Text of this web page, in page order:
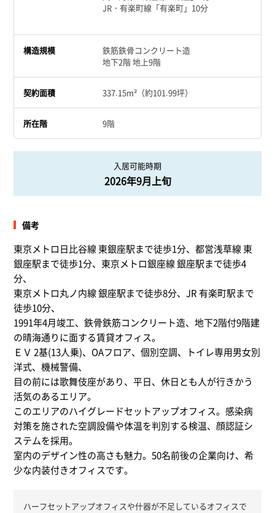
JR・有楽町線「有楽町」10分
構造規模
鉄筋鉄骨コンクリート造
地下2階 地上9階
契約面積 337.15m²（約101.99坪）
所在階 9階
入居可能時期
2026年9月上旬
備考
東京メトロ日比谷線 東銀座駅まで徒歩1分、都営浅草線 東
銀座駅まで徒歩1分、東京メトロ銀座線 銀座駅まで徒歩4
分、
東京メトロ丸ノ内線 銀座駅まで徒歩8分、JR 有楽町駅まで
徒歩10分、
1991年4月竣工、鉄骨鉄筋コンクリート造、地下2階付9階建
の晴海通りに面する賃貸オフィス。
ＥＶ 2基(13人乗)、OAフロア、個別空調、トイレ専用男女別
洋式、機械警備、
目の前には歌舞伎座があり、平日、休日とも人が行きかう
活気のあるエリア。
このエリアのハイグレードセットアップオフィス。感染病
対策を施された空調設備や体温を判別する検温、顔認証シ
ステムを採用。
室内のデザイン性の高さも魅力。50名前後の企業向け、希
少な内装付きオフィスです。
ハーフセットアップオフィスや什器が不足しているオフィスで